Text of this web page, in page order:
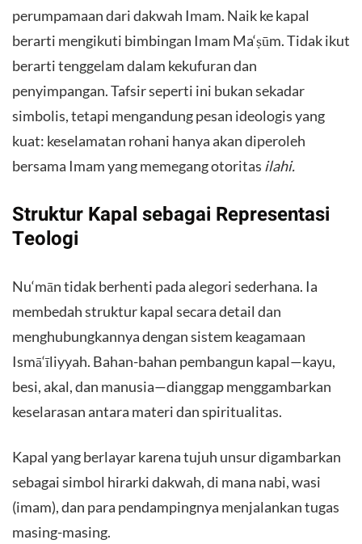
perumpamaan dari dakwah Imam. Naik ke kapal
berarti mengikuti bimbingan Imam Ma‘ṣūm. Tidak ikut
berarti tenggelam dalam kekufuran dan
penyimpangan. Tafsir seperti ini bukan sekadar
simbolis, tetapi mengandung pesan ideologis yang
kuat: keselamatan rohani hanya akan diperoleh
bersama Imam yang memegang otoritas ilahi.
Struktur Kapal sebagai Representasi
Teologi
Nu‘mān tidak berhenti pada alegori sederhana. Ia
membedah struktur kapal secara detail dan
menghubungkannya dengan sistem keagamaan
Ismā‘īliyyah. Bahan-bahan pembangun kapal—kayu,
besi, akal, dan manusia—dianggap menggambarkan
keselarasan antara materi dan spiritualitas.
Kapal yang berlayar karena tujuh unsur digambarkan
sebagai simbol hirarki dakwah, di mana nabi, wasi
(imam), dan para pendampingnya menjalankan tugas
masing-masing.